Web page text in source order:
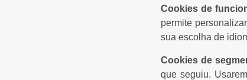
Cookies de
permite
sua escolha de
Cookies de
que seguiu.